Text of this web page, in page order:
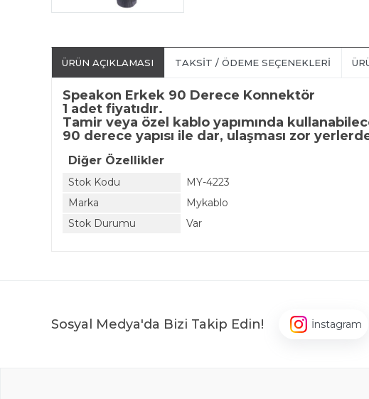
ÜRÜN AÇIKLAMASI TAKSIT / ÖDEME SEÇENEKLERI
Speakon Erkek 90 Derece Konnektör
1 adet fiyatıdır.
Tamir veya özel kablo yapımında
90 derece yapısı ile dar, ulaşması zor
Diğer Özellikler
Stok Kodu
MY-4223
Marka
Mykablo
Stok Durumu
Var
Sosyal Medya'da Bizi Takip Edin! İnstagram